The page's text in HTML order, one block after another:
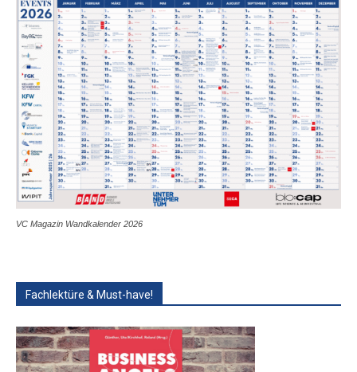
VC Magazin Wandkalender 2026
Fachlektüre & Must-have!